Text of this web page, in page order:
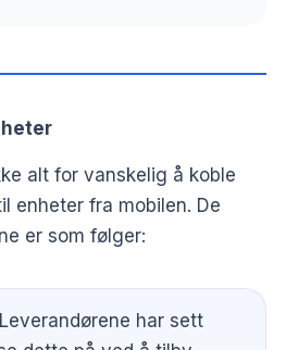
alt for vanskelig å koble
enheter fra mobilen. De
er som følger:
Leverandørene har sett